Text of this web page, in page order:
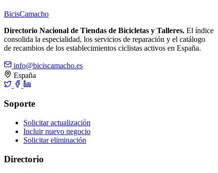
BicisCamacho
Directorio Nacional de Tiendas de Bicicletas y Talleres. El índice
consolida la especialidad, los servicios de reparación y el catálogo
de recambios de los establecimientos ciclistas activos en España.
info@biciscamacho.es
España
Soporte
Solicitar actualización
Incluir nuevo negocio
Solicitar eliminación
Directorio